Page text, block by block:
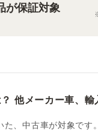
が保証対象
他メーカー車、輸
、中古車が対象です。